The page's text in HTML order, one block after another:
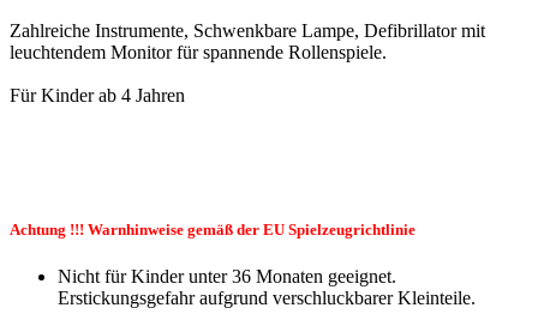
Zahlreiche Instrumente, Schwenkbare Lampe, Defibrillator mit
leuchtendem Monitor für spannende Rollenspiele.
Für Kinder ab 4 Jahren
Achtung !!! Warnhinweise gemäß der EU Spielzeugrichtlinie
Nicht für Kinder unter 36 Monaten geeignet.
Erstickungsgefahr aufgrund verschluckbarer Kleinteile.